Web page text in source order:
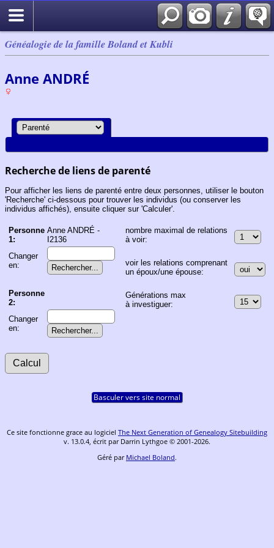
Généalogie de la famille Boland et Kubli
Anne ANDRÉ
Recherche de liens de parenté
Pour afficher les liens de parenté entre deux personnes, utiliser le bouton
'Recherche' ci-dessous pour trouver les individus (ou conserver les
individus affichés), ensuite cliquer sur 'Calculer'.
Personne
1:
Anne ANDRÉ -
I2136
Changer
en:
Personne
2:
Changer
en:
nombre maximal de relations
à voir:
voir les relations comprenant
un époux/une épouse:
Générations max
à investiguer:
Basculer vers site normal
Ce site fonctionne grace au logiciel The Next Generation of Genealogy Sitebuilding
v. 13.0.4, écrit par Darrin Lythgoe © 2001-2026.
Géré par Michael Boland.